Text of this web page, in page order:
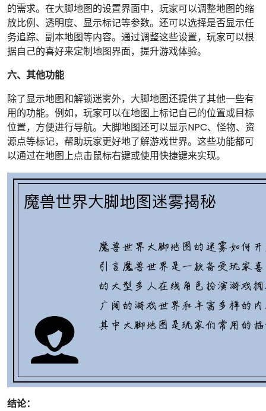
的需求。在大脚地图的设置界面中，玩家可以调整地图的缩
放比例、透明度、显示标记等参数。还可以选择是否显示任
务追踪、副本地图等内容。通过调整这些设置，玩家可以根
据自己的喜好来定制地图界面，提升游戏体验。
六、其他功能
除了显示地图和解锁迷雾外，大脚地图还提供了其他一些有
用的功能。例如，玩家可以在地图上标记自己的位置或目标
位置，方便进行导航。大脚地图还可以显示NPC、怪物、资
源点等标记，帮助玩家更好地了解游戏世界。这些功能都可
以通过在地图上点击鼠标右键或使用快捷键来实现。
结论：